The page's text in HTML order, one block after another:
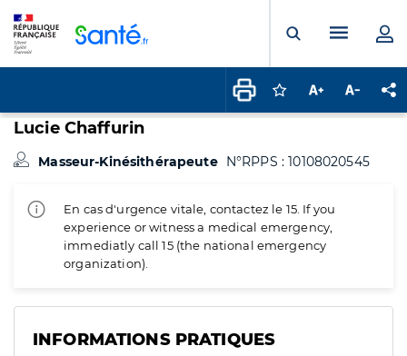
Ouvrir laMenu
Connectez-vous
Augmenter la
Lucie Chaffurin
Masseur-Kinésithérapeute N°RPPS : 10108020545
En cas d'urgence vitale, contactez le 15. If you
experience or witness a medical emergency,
immediatly call 15 (the national emergency
organization).
INFORMATIONS PRATIQUES